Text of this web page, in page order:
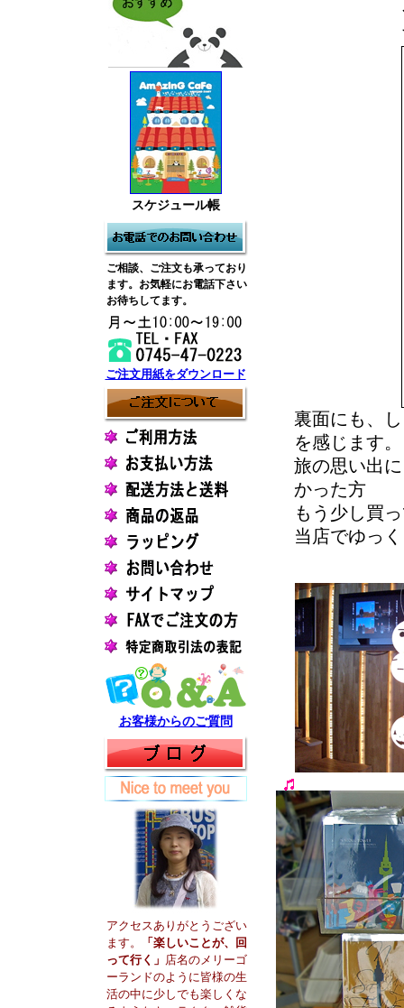
スケジュール帳
ご相談、ご注文も承っており
ます。お気軽にお電話下さい
お待ちしてます。
ご注文用紙をダウンロード
お客様からのご質問
アクセスありがとうござい
ます。
「楽しいことが、回
って行く」 店名のメリーゴ
ーランドのように皆様の生
活の中に少しでも楽しくな
裏面にも、
を感じます。
旅の思い出
かった方
もう少し買
当店でゆっ